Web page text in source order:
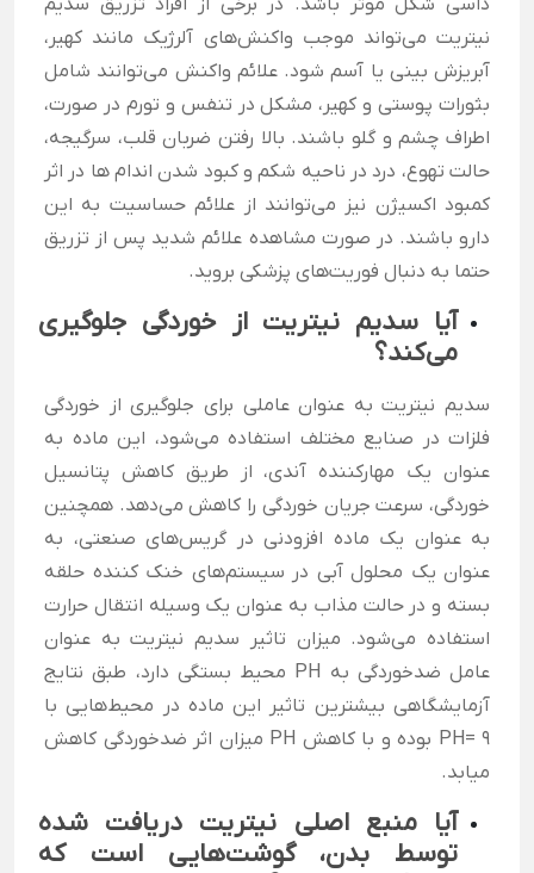
داسی شکل موثر باشد. در برخی از افراد تزریق سدیم
نیتریت می‌تواند موجب واکنش‌های آلرژیک مانند کهیر،
آبریزش بینی یا آسم شود. علائم واکنش می‌توانند شامل
بثورات پوستی و کهیر، مشکل در تنفس و تورم در صورت،
اطراف چشم و گلو باشند. بالا رفتن ضربان قلب، سرگیجه،
حالت تهوع، درد در ناحیه شکم و کبود شدن اندام ها در اثر
کمبود اکسیژن نیز می‌توانند از علائم حساسیت به این
دارو باشند. در صورت مشاهده علائم شدید پس از تزریق
حتما به دنبال فوریت‌های پزشکی بروید.
آیا سدیم نیتریت از خوردگی جلوگیری
می‌کند؟
سدیم نیتریت به عنوان عاملی برای جلوگیری از خوردگی
فلزات در صنایع مختلف استفاده می‌شود، این ماده به
عنوان یک مهارکننده آندی، از طریق کاهش پتانسیل
خوردگی، سرعت جریان خوردگی را کاهش می‌دهد. همچنین
به عنوان یک ماده افزودنی در گریس‌های صنعتی، به
عنوان یک محلول آبی در سیستم‌های خنک کننده حلقه
بسته و در حالت مذاب به عنوان یک وسیله انتقال حرارت
استفاده می‌شود. میزان تاثیر سدیم نیتریت به عنوان
عامل ضدخوردگی به PH محیط بستگی دارد، طبق نتایج
آزمایشگاهی بیشترین تاثیر این ماده در محیط‌هایی با
PH= 9 بوده و با کاهش PH میزان اثر ضدخوردگی کاهش
میابد.
آیا منبع اصلی نیتریت دریافت شده
توسط بدن، گوشت‌هایی است که